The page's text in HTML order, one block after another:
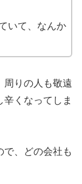
いて、なんか
周りの人も敬遠
くなってしま
で、どの会社も